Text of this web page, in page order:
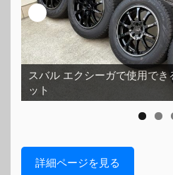
スバル エクシーガで使用で
ット
詳細ページを見る